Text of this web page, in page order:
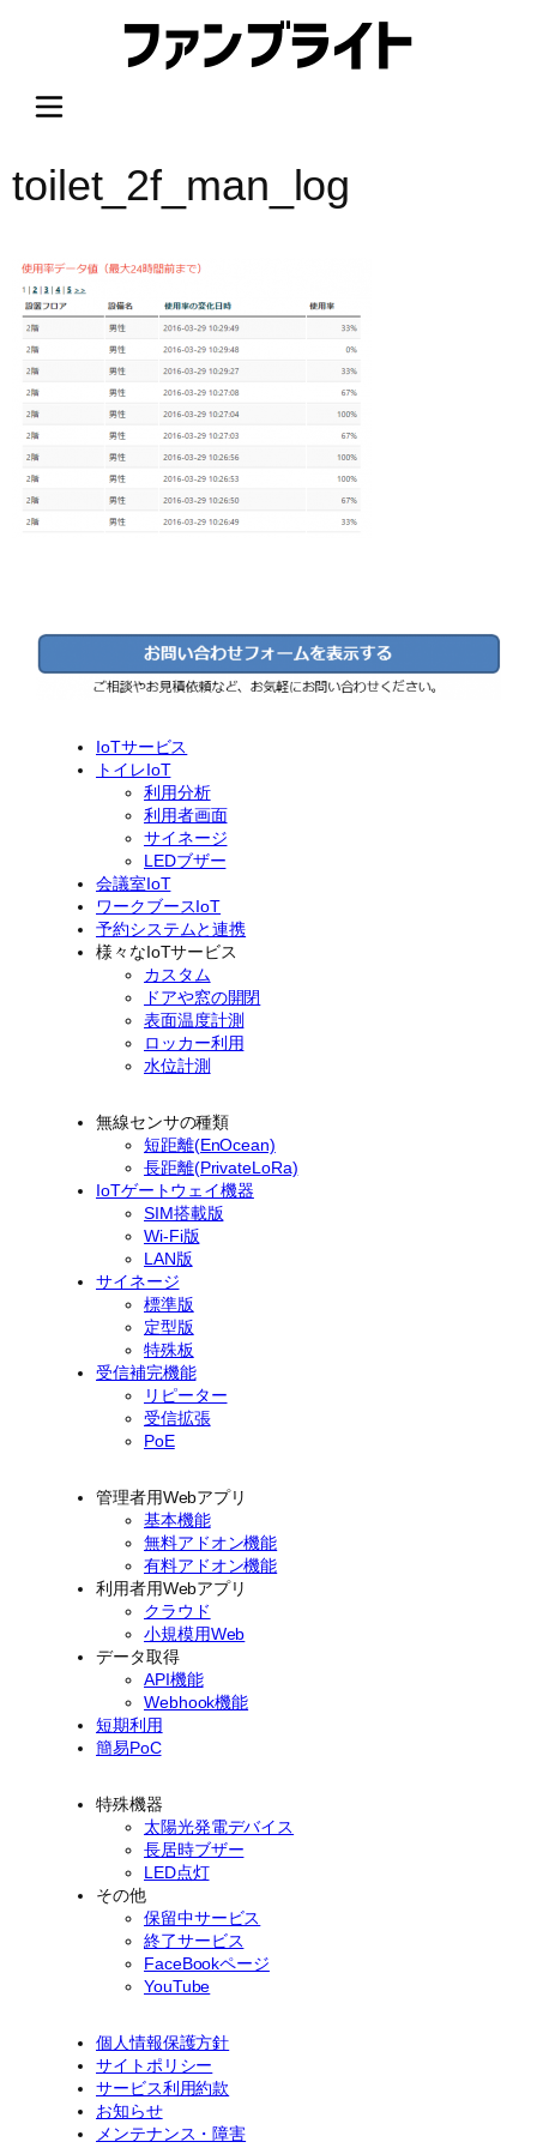
プ
toilet_2f_man_log
IoTサービス
トイレIoT
利用分析
利用者画面
サイネージ
LEDブザー
会議室IoT
ワークブースIoT
予約システムと連携
様々なIoTサービス
カスタム
ドアや窓の開閉
表面温度計測
ロッカー利用
水位計測
無線センサの種類
短距離(EnOcean)
長距離(PrivateLoRa)
IoTゲートウェイ機器
SIM搭載版
Wi-Fi版
LAN版
サイネージ
標準版
定型版
特殊板
受信補完機能
リピーター
受信拡張
PoE
管理者用Webアプリ
基本機能
無料アドオン機能
有料アドオン機能
利用者用Webアプリ
クラウド
小規模用Web
データ取得
API機能
Webhook機能
短期利用
簡易PoC
特殊機器
太陽光発電デバイス
長居時ブザー
LED点灯
その他
保留中サービス
終了サービス
FaceBookページ
YouTube
個人情報保護方針
サイトポリシー
サービス利用約款
お知らせ
メンテナンス・障害